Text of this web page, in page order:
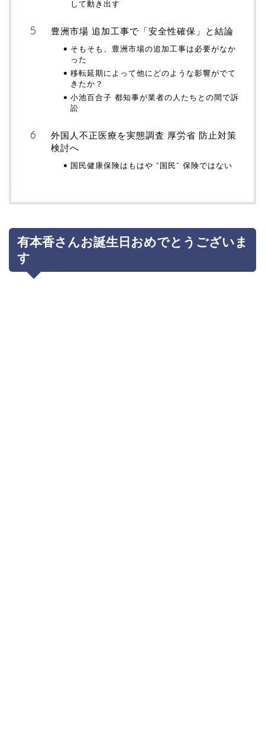
して動き出す
豊洲市場 追加工事で「安全性確保」と結論
そもそも、豊洲市場の追加工事は必要がなか
った
移転延期によって他にどのような影響がでて
きたか？
小池百合子 都知事が業者の人たちとの間で訴
訟
外国人不正医療を実態調査 厚労省 防止対策
検討へ
国民健康保険はもはや ”国民” 保険ではない
有本香さんお誕生日おめでとうございま
す